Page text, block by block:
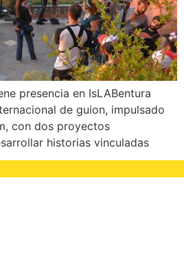
presencia en IsLABentura
de guion, impulsado
con dos proyectos
historias vinculadas